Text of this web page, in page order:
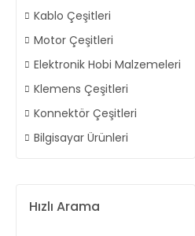
Kablo Çeşitleri
Motor Çeşitleri
Elektronik Hobi Malzemeleri
Klemens Çeşitleri
Konnektör Çeşitleri
Bilgisayar Ürünleri
Hızlı Arama